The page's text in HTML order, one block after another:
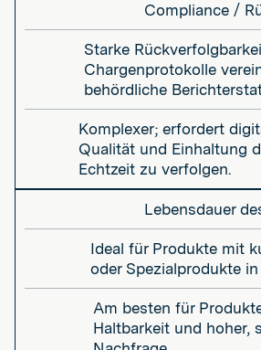
Compliance /
Starke
Chargenprotokolle
behördliche
Komplexer; erfordert
Qualität und Einhaltung
Echtzeit zu verfolgen.
Lebensdauer
Ideal für Produkte mit
oder Spezialprodukte
Am besten für
Haltbarkeit und hoher,